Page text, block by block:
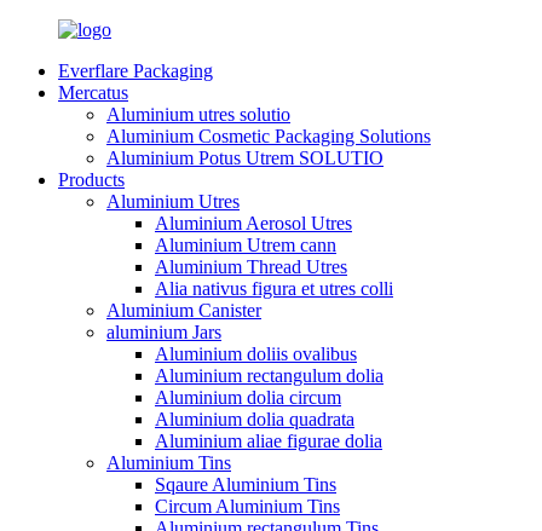
Everflare Packaging
Mercatus
Aluminium utres solutio
Aluminium Cosmetic Packaging Solutions
Aluminium Potus Utrem SOLUTIO
Products
Aluminium Utres
Aluminium Aerosol Utres
Aluminium Utrem cann
Aluminium Thread Utres
Alia nativus figura et utres colli
Aluminium Canister
aluminium Jars
Aluminium doliis ovalibus
Aluminium rectangulum dolia
Aluminium dolia circum
Aluminium dolia quadrata
Aluminium aliae figurae dolia
Aluminium Tins
Sqaure Aluminium Tins
Circum Aluminium Tins